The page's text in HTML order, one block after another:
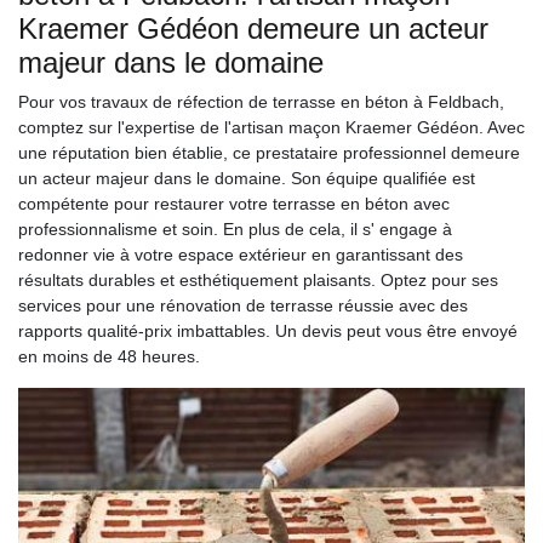
Kraemer Gédéon demeure un acteur
majeur dans le domaine
Pour vos travaux de réfection de terrasse en béton à Feldbach,
comptez sur l'expertise de l'artisan maçon Kraemer Gédéon. Avec
une réputation bien établie, ce prestataire professionnel demeure
un acteur majeur dans le domaine. Son équipe qualifiée est
compétente pour restaurer votre terrasse en béton avec
professionnalisme et soin. En plus de cela, il s' engage à
redonner vie à votre espace extérieur en garantissant des
résultats durables et esthétiquement plaisants. Optez pour ses
services pour une rénovation de terrasse réussie avec des
rapports qualité-prix imbattables. Un devis peut vous être envoyé
en moins de 48 heures.